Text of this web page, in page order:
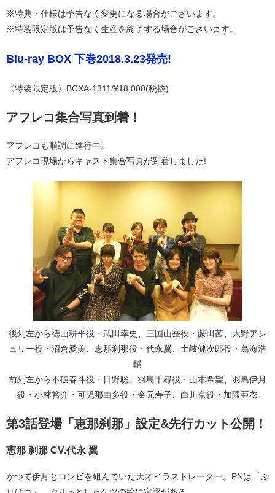
※特典・仕様は予告なく変更になる場合がございます。
※特装限定版は予告なく生産を終了する場合がございます。
Blu-ray BOX 下巻2018.3.23発売!
〈特装限定版〉BCXA-1311/¥18,000(税抜)
アフレコ集合写真到着！
アフレコも順調に進行中。
アフレコ現場からキャスト集合写真が到着しました!
後列左から徳山耕平役・武田幸史、三国山蚕役・藤田茜、大野アシ
ュリー役・沼倉愛美、恵那刹那役・代永翼、土岐健次郎役・鳥海浩
輔
前列左から不破春斗役・日野聡、羽島千尋役・山本希望、羽島伊月
役・小林裕介・可児那由多役・金元寿子、白川京役・加隈亜衣
第3話登場「恵那刹那」設定&先行カット公開！
恵那 刹那 CV.代永 翼
かつて伊月とコンビを組んでいた天才イラストレーター。PNは「ぷ